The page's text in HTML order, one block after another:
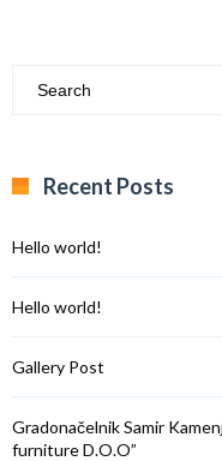
Recent Posts
Hello world!
Hello world!
Gallery Post
Gradonačelnik Samir
furniture D.O.O”